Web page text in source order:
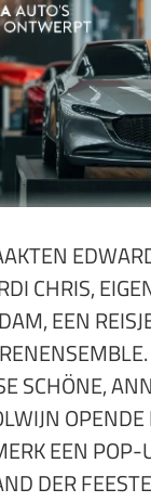
CHRIS,
EEN
SCHÖNE,
OPENDE
EEN POP-
DER